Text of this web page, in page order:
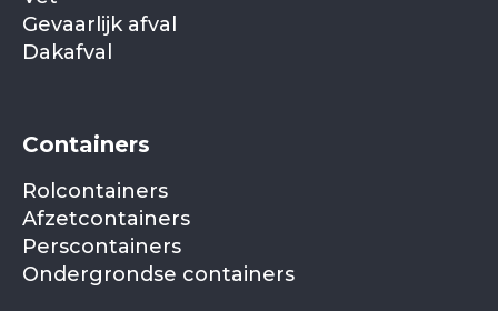
Gevaarlijk afval
Dakafval
Containers
Rolcontainers
Afzetcontainers
Perscontainers
Ondergrondse containers